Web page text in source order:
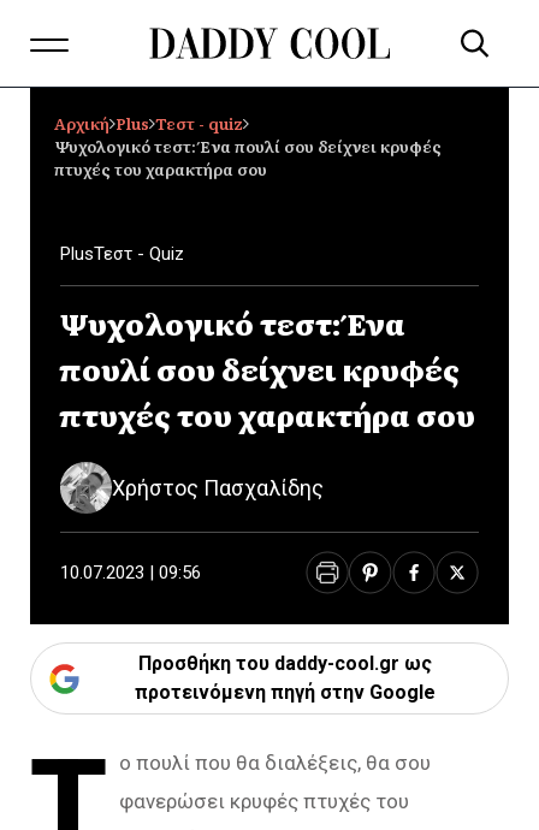
Αρχική Plus Τεστ - quiz
Ψυχολογικό τεστ: Ένα πουλί σου δείχνει κρυφές
πτυχές του χαρακτήρα σου
PlusΤεστ - Quiz
Ψυχολογικό τεστ: Ένα
πουλί σου δείχνει κρυφές
πτυχές του χαρακτήρα σου
Χρήστος Πασχαλίδης
10.07.2023 | 09:56
Προσθήκη του daddy-cool.gr ως
προτεινόμενη πηγή στην Google
ο πουλί που θα διαλέξεις, θα σου
φανερώσει κρυφές πτυχές του